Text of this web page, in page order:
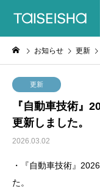
お知らせ 更新
更新
『自動車技術』
更新しました。
2026.03.02
・『自動車技術』
た。